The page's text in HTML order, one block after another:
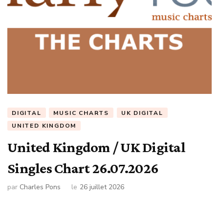
DIGITAL MUSIC CHARTS
UK DIGITAL
UNITED KINGDOM
United Kingdom / UK Digital
Singles Chart 26.07.2026
par Charles Pons le 26 juillet 2026